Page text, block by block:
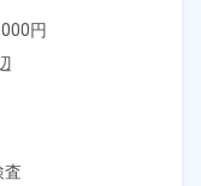
ンルーム寮完
～40代の男女
場あり★赴任旅
快適作業★《福
円
査